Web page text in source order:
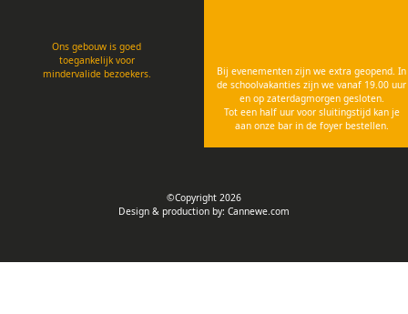
Ons gebouw is goed
toegankelijk voor
mindervalide bezoekers.
Bij evenementen zijn we extra geopend. In
de schoolvakanties zijn we vanaf 19.00 uur
en op zaterdagmorgen gesloten.
Tot een half uur voor sluitingstijd kan je
aan onze bar in de foyer bestellen.
©Copyright 2026
Design & production by: Cannewe.com